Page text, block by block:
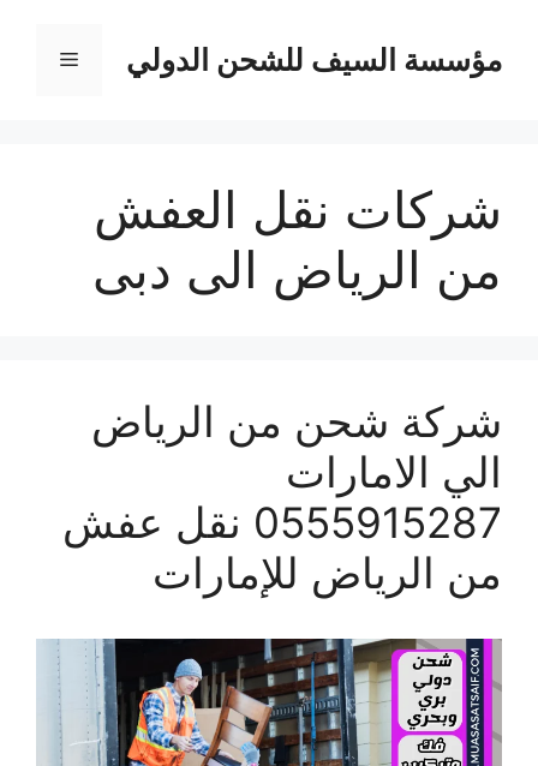
المحتوىمؤسسة السيف للشحن الدولي القائمة
شركات نقل العفش
من الرياض الى دبى
شركة شحن من الرياض
الي الامارات
0555915287 نقل عفش
من الرياض للإمارات